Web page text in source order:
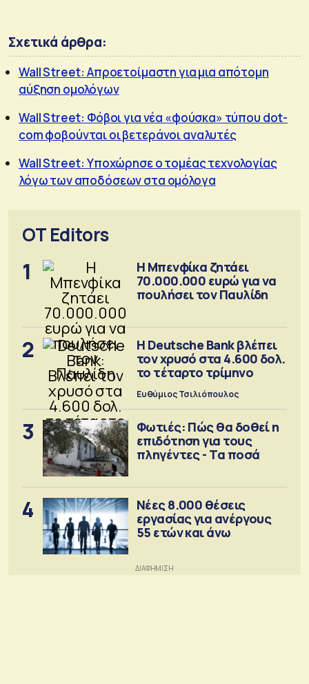
Σχετικά άρθρα:
Wall Street: Απροετοίμαστη για μια απότομη
αύξηση ομολόγων
Wall Street: Φόβοι για νέα «φούσκα» τύπου dot-
com φοβούνται οι βετεράνοι αναλυτές
Wall Street: Yποχώρησε ο τομέας τεχνολογίας
λόγω των αποδόσεων στα ομόλογα
OT Editors
1
Η Μπενφίκα ζητάει
70.000.000 ευρώ για να
πουλήσει τον Παυλίδη
2
Η Deutsche Bank βλέπει
τον χρυσό στα 4.600 δολ.
το τέταρτο τρίμηνο
Ευθύμιος Τσιλιόπουλος
3
Φωτιές: Πώς θα δοθεί η
επιδότηση για τους
πληγέντες - Τα ποσά
4
Νέες 8.000 θέσεις
εργασίας για ανέργους
55 ετών και άνω